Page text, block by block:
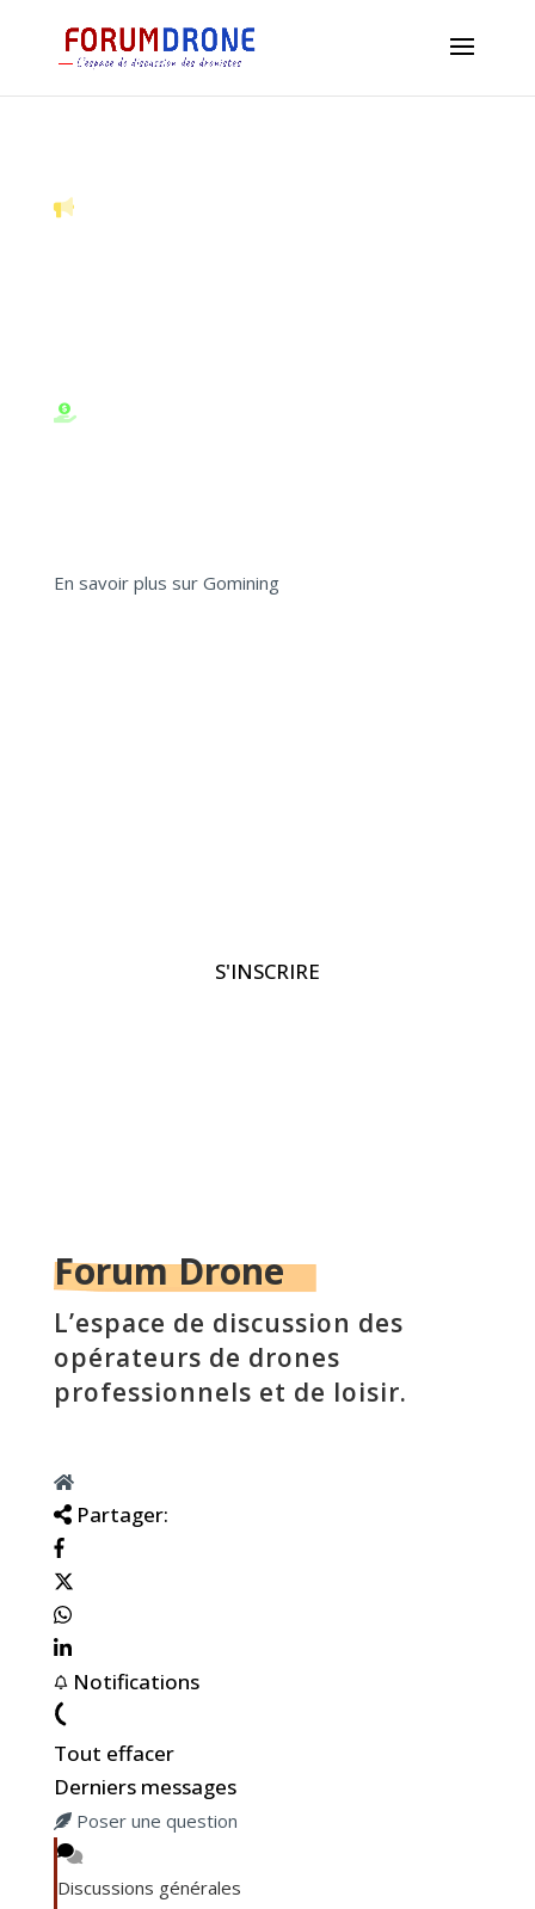
Découvrez Gomining, la meilleure
En savoir plus sur Gomining
S'INSCRIRE
Forum Drone
L’espace de discussion des
opérateurs de drones
professionnels et de loisir.
Partager:
Notifications
Tout effacer
Derniers messages
Poser une question
Discussions générales